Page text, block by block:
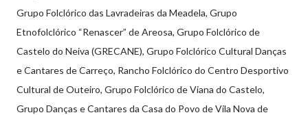
Grupo Folclórico das Lavradeiras da Meadela, Grupo
Etnofolclórico “Renascer” de Areosa, Grupo Folclórico de
Castelo do Neiva (GRECANE), Grupo Folclórico Cultural Danças
e Cantares de Carreço, Rancho Folclórico do Centro Desportivo
Cultural de Outeiro, Grupo Folclórico de Viana do Castelo,
Grupo Danças e Cantares da Casa do Povo de Vila Nova de